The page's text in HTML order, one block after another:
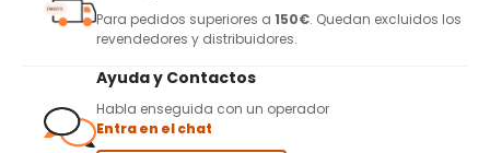
Para pedidos superiores a 150€. Quedan excluidos los
revendedores y distribuidores.
Ayuda y Contactos
Habla enseguida con un operador
Entra en el chat